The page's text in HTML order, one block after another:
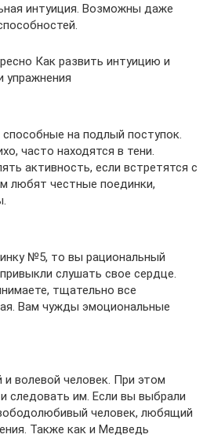
интуиция. Возможны даже
Как развить интуицию и
упражнения
на подлый поступок.
часто находятся в тени.
активность, если встретятся с
любят честные поединки,
№5, то вы рациональный
слушать свое сердце.
тщательно все
Вам чужды эмоциональные
волевой человек. При этом
следовать им. Если вы выбрали
человек, любящий
Также как и Медведь